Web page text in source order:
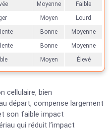
Moyenne
Faible
Moyen
Lourd
Bonne
Moyenne
Bonne
Moyenne
Moyen Élevé
cellulaire, bien
départ, compense largement
son faible impact
qui réduit l’impact